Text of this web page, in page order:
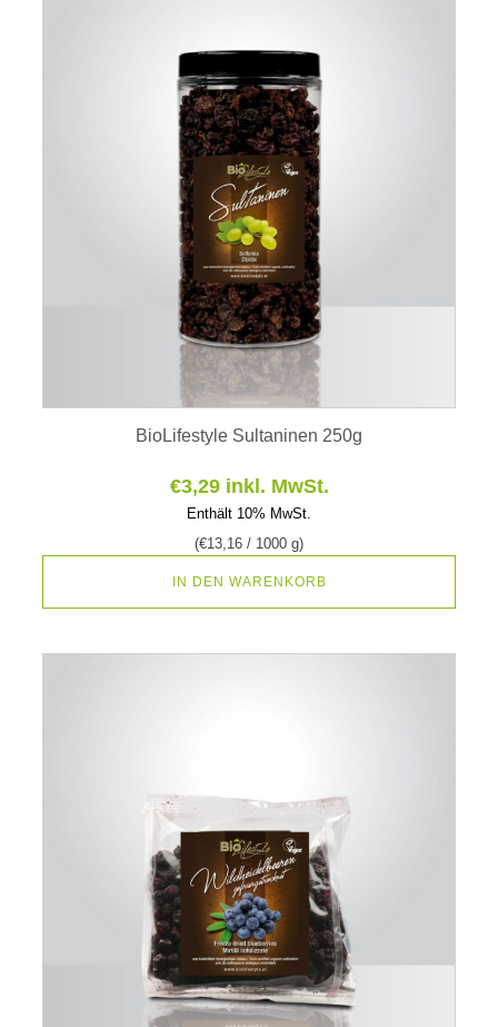
BioLifestyle Sultaninen 250g
€3,29 inkl. MwSt.
Enthält 10% MwSt.
(€13,16 / 1000 g)
IN DEN WARENKORB